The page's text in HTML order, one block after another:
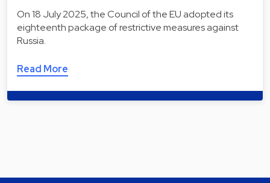
On 18 July 2025, the Council of the EU adopted its
eighteenth package of restrictive measures against
Russia.
Read More